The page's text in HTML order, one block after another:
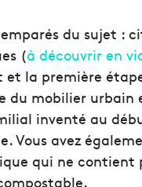
du sujet :
(à découvrir en
et la première
du mobilier urbain
inventé au
Vous avez
qui ne contient